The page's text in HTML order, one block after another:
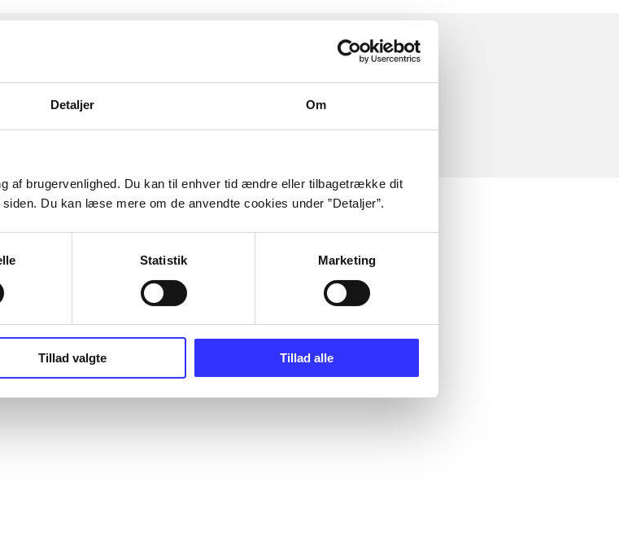
Detaljer Om
af brugervenlighed. Du kan til enhver tid ændre eller tilbagetrække dit
Du kan læse mere om de anvendte cookies under ”Detaljer”.
Statistik Marketing
Tillad valgte Tillad alle